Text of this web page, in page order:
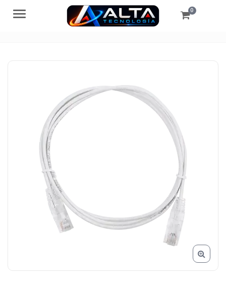
Menú 0